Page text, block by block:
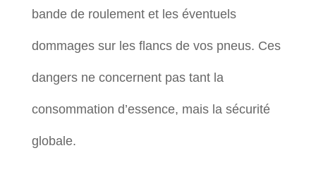
bande de roulement et les éventuels
dommages sur les flancs de vos pneus. Ces
dangers ne concernent pas tant la
consommation d’essence, mais la sécurité
globale.